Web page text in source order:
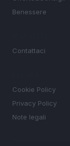
Benessere
Contattaci
Cookie Policy
Privacy Policy
Note legali